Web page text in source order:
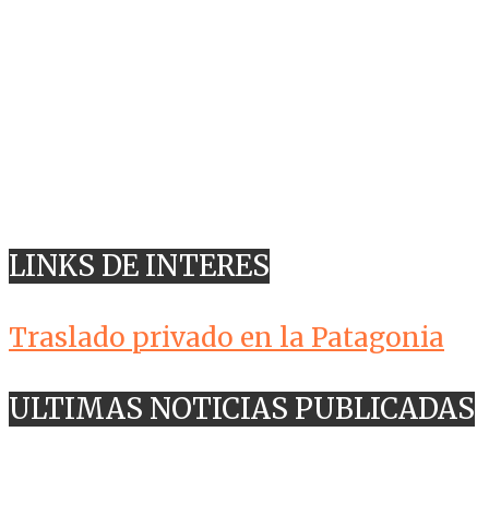
LINKS DE INTERES
Traslado privado en la Patagonia
ULTIMAS NOTICIAS PUBLICADAS